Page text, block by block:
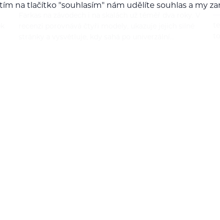
Lezečky Tenaya používá maďarský lezec Tamás
na tlačítko "souhlasím" nám udělíte souhlas a my